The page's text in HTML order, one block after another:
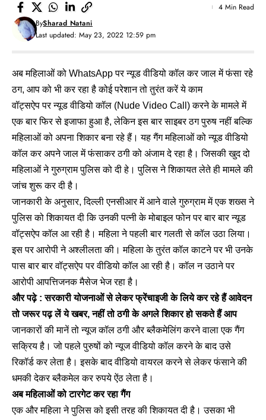
Last updated: May 23, 2022 12:59 pm
BySharad Natani
4 Min Read
अब महिलाओं को WhatsApp पर न्यूड वीडियो कॉल कर जाल में फंसा रहे
ठग, आप को भी कर रहा है कोई परेशान तो तुरंत करें ये काम
वॉट्सऐप पर न्यूड वीडियो कॉल (Nude Video Call) करने के मामले में
एक बार फिर से इजाफा हुआ है, लेकिन इस बार साइबर ठग पुरुष नहीं बल्कि
महिलाओं को अपना शिकार बना रहे हैं। यह गैंग महिलाओं को न्यूड वीडियो
कॉल कर अपने जाल में फंसाकर ठगी को अंजाम दे रहा है। जिसकी खुद दो
महिलाओं ने गुरुग्राम पुलिस को दी हे। पुलिस ने शिकायत लेते ही मामले की
जांच शुरू कर दी है।
जानकारी के अनुसार, दिल्ली एनसीआर में आने वाले गुरुग्राम में एक शख्स ने
पुलिस को शिकायत दी कि उनकी पत्नी के मोबाइल फोन पर बार बार न्यूड
वॉट्सऐप कॉल आ रही है। महिला ने पहली बार गलती से कॉल उठा लिया।
इस पर आरोपी ने अश्लीलता की। महिला के तुरंत कॉल काटने पर भी उनके
पास बार बार वॉट्सऐप पर वीडियो कॉल आ रही है। कॉल न उठाने पर
आरोपी आपत्तिजनक मैसेज भेज रहा है।
और पढ़े :सरकारी योजनाओं से लेकर फ्रेंचाइजी के लिये कर रहे हैं आवेदन
तो जरूर पढ़ लें ये खबर, नहीं तो ठगी के अगले शिकार हो सकते हैं आप
जानकारों की मानें तो न्यूज कॉल ठगी और ब्लैकमेलिंग करने वाला एक गैंग
सक्रिय है। जो पहले पुरुषों को न्यूज वीडियो कॉल करने के बाद उसे
रिकॉर्ड कर लेता है। इसके बाद वीडियो वायरल करने से लेकर फंसाने की
धमकी देकर ब्लैकमेल कर रुपये ऐंठ लेता है।
अब महिलाओं को टारगेट कर रहा गैंग
एक और महिला ने पुलिस को इसी तरह की शिकायत दी है। उसका भी